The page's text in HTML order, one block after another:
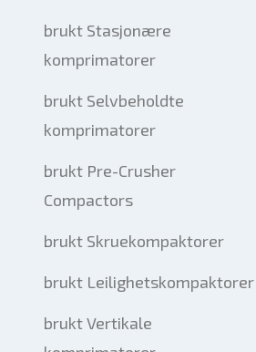
brukt Stasjonære
komprimatorer
brukt Selvbeholdte
komprimatorer
brukt Pre-Crusher
Compactors
brukt Skruekompaktorer
brukt Leilighetskompaktorer
brukt Vertikale